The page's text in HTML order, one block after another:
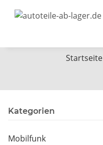
Startseite
Kategorien
Mobilfunk